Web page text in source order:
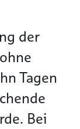
der
Tagen
Bei